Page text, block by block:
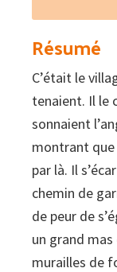
Résumé
C’était le
tenaient. Il le
sonnaient
montrant que
par là. Il
chemin de
de peur de
un grand
murailles de